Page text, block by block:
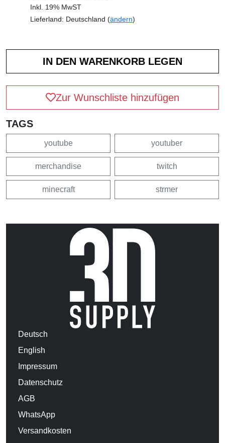
Inkl. 19% MwST
Lieferland: Deutschland (ändern)
Zur Wunschliste hinzufügen
TAGS
youtube youtuber
merchandise twitch
minecraft strmer
Deutsch
English
Impressum
Datenschutz
AGB
WhatsApp
Versandkosten